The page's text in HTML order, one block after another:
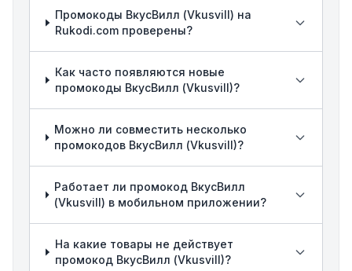
Промокоды ВкусВилл (Vkusvill) на
Rukodi.com проверены?
Как часто появляются новые
промокоды ВкусВилл (Vkusvill)?
Можно ли совместить несколько
промокодов ВкусВилл (Vkusvill)?
Работает ли промокод ВкусВилл
(Vkusvill) в мобильном приложении?
На какие товары не действует
промокод ВкусВилл (Vkusvill)?